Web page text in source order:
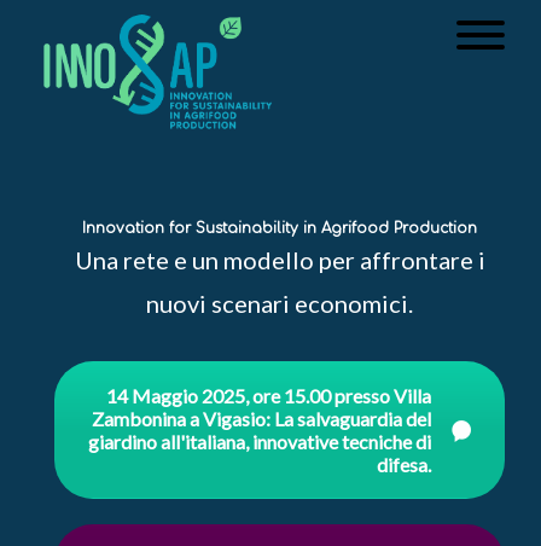
Innovation for Sustainability in Agrifood Production
Una rete e un modello per affrontare i
nuovi scenari economici.
14 Maggio 2025, ore 15.00 presso Villa
Zambonina a Vigasio: La salvaguardia del
giardino all'italiana, innovative tecniche di
difesa.